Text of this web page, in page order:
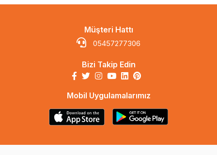
Müşteri Hattı
05457277306
Bizi Takip Edin
Mobil Uygulamalarımız